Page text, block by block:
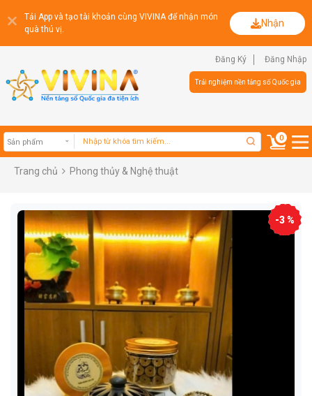
Tải App và tạo tài khoản cùng VIVINA để nhận món
quà thú vị.
Nhận
Đăng Ký Đăng Nhập
Trải nghiệm nền tảng số Quốc gia
Sản phẩm
0
Trang chủ Phong thủy & Nghệ thuật
-3 %